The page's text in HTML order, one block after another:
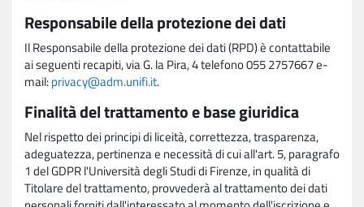
Responsabile della protezione dei dati
Il Responsabile della protezione dei dati (RPD) è contattabile
ai seguenti recapiti, via G. la Pira, 4 telefono 055 2757667 e-
mail:privacy@adm.unifi.it.
Finalità del trattamento e base giuridica
Nel rispetto dei principi di liceità, correttezza, trasparenza,
adeguatezza, pertinenza e necessità di cui all'art. 5, paragrafo
1 del GDPR l'Università degli Studi di Firenze, in qualità di
Titolare del trattamento, provvederà al trattamento dei dati